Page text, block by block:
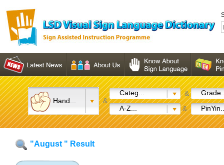
Hand... &
Categ... &
A-Z...
&
"August " Result